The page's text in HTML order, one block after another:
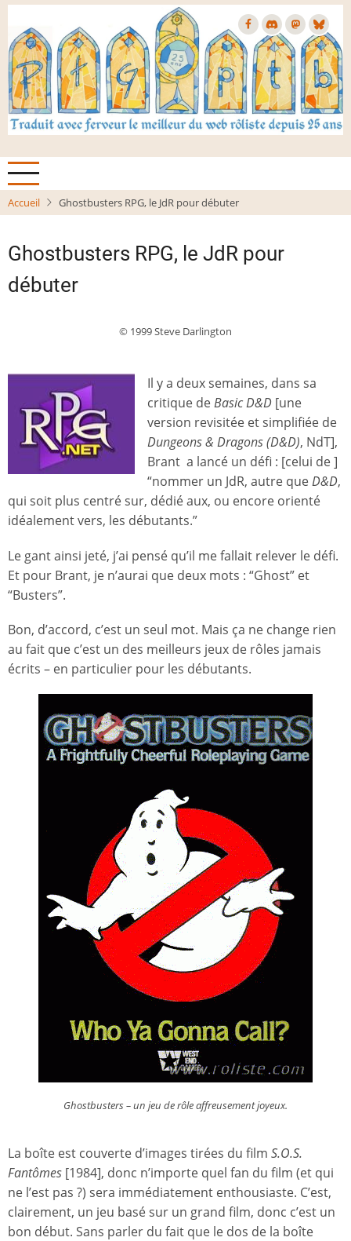
Aller
contenu
principal
Accueil Ghostbusters RPG, le JdR pour débuter
Ghostbusters RPG, le JdR pour
débuter
© 1999 Steve Darlington
Il y a deux semaines, dans sa
critique deBasic D&D [une
version revisitée et simplifiée de
Dungeons & Dragons (D&D), NdT],
Brant a lancé un défi : [celui de ]
“nommer un JdR, autre queD&D,
qui soit plus centré sur, dédié aux, ou encore orienté
idéalement vers, les débutants.”
Le gant ainsi jeté, j’ai pensé qu’il me fallait relever le défi.
Et pour Brant, je n’aurai que deux mots : “Ghost” et
“Busters”.
Bon, d’accord, c’est un seul mot. Mais ça ne change rien
au fait que c’est un des meilleurs jeux de rôles jamais
écrits – en particulier pour les débutants.
Ghostbusters – un jeu de rôle affreusement joyeux.
La boîte est couverte d’images tirées du film S.O.S.
Fantômes [1984], donc n’importe quel fan du film (et qui
ne l’est pas ?) sera immédiatement enthousiaste. C’est,
clairement, un jeu basé sur un grand film, donc c’est un
bon début. Sans parler du fait que le dos de la boîte